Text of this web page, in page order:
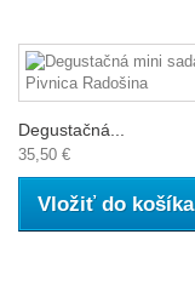
Degustačná...
35,50 €
Vložiť do košíka